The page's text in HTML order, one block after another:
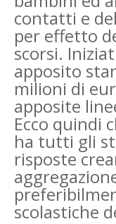
contatti e
per effetto
scorsi.
apposito
milioni di
apposite
Ecco quindi
ha tutti gli
risposte
scolastiche